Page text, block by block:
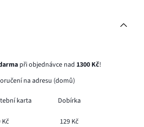
při objednávce nad 1300 Kč!
na adresu (domů)
karta Dobírka
Kč 129 Kč